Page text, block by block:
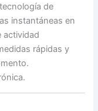
de
instantáneas en
actividad
rápidas y